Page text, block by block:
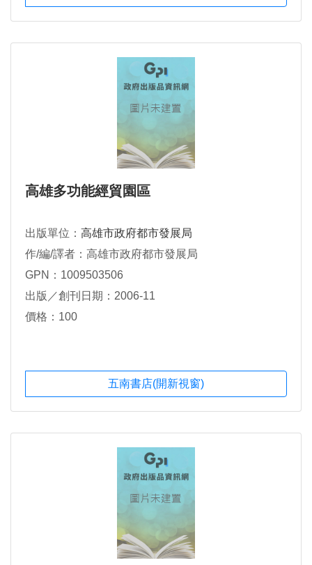
高雄多功能經貿園區
出版單位： 高雄市政府都市發展局
作/編/譯者：高雄市政府都市發展局
GPN：1009503506
出版／創刊日期：2006-11
價格：100
五南書店(開新視窗)